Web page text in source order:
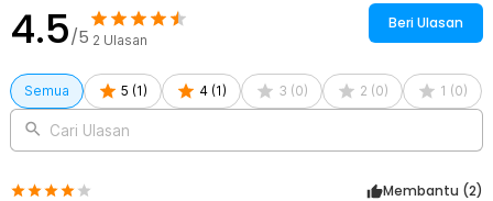
4.5/5 2 Ulasan
Beri Ulasan
Semua 5 (1 ) 4 (1 ) 3 (0) 2 (0) 1 (0)
Cari Ulasan
Membantu (2)